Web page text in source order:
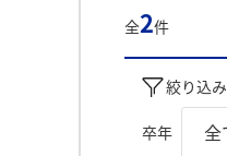
全2件
絞り込み
卒年